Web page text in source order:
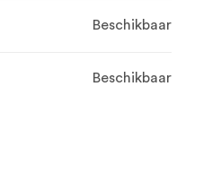
Beschikbaar
Beschikbaar